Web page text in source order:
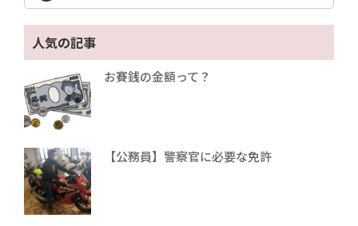
人気の記事
お賽銭の金額って？
【公務員】警察官に必要な免許